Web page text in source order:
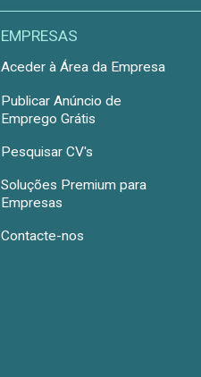
EMPRESAS
Aceder à Área da Empresa
Publicar Anúncio de
Emprego Grátis
Pesquisar CV's
Soluções Premium para
Empresas
Contacte-nos